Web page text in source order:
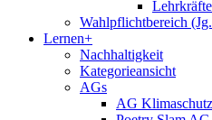
Wahlpflichtbereich
Lernen+
Nachhaltigkeit
Kategorieansicht
AGs
AG Klimaschutz